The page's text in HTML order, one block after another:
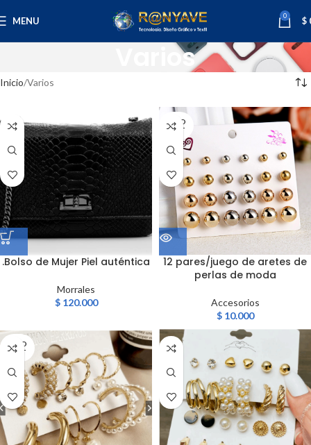
MENU 0 $
Varios
Inicio Varios
.Bolso de Mujer Piel auténtica
Morrales
$120.000
SOLD
OUT
12 pares/juego de aretes de
perlas de moda
Accesorios
$10.000
SOLD
OUT